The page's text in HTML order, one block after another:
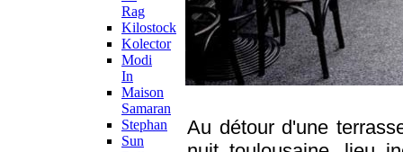
Au détour d'une
Rag
Kilostock
Kolector
Modi
In
Maison
Samaran
Stephan
Sun